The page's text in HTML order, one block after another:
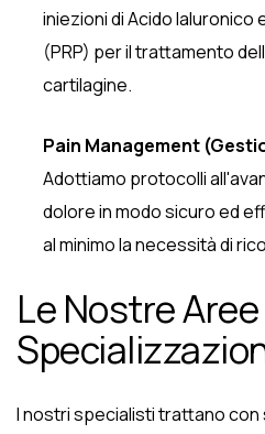
iniezioni di Acido Ialuronico
(PRP) per il trattamento
cartilagine.
Pain Management
Adottiamo protocolli
dolore in modo sicuro ed
al minimo la necessità di
Le Nostre
I nostri specialisti trattano